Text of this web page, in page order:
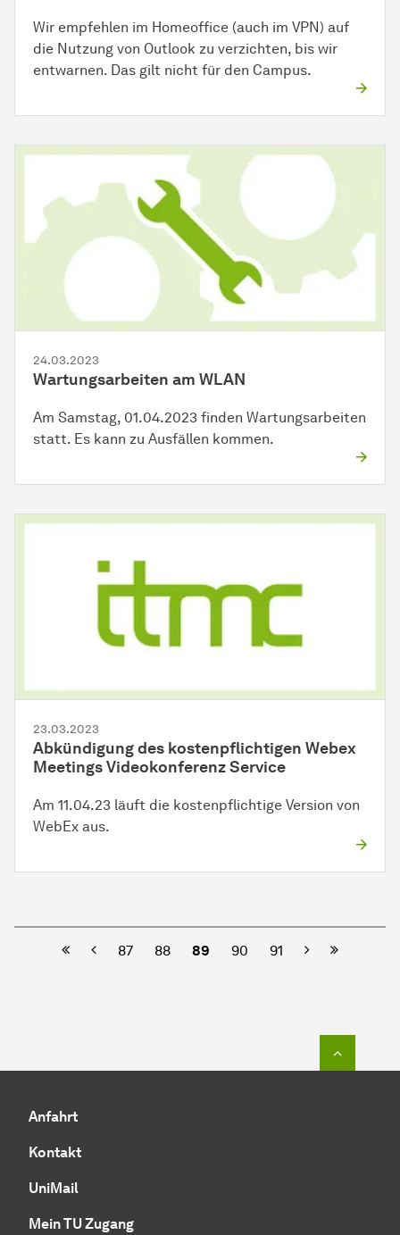
Wir empfehlen im Homeoffice (auch im VPN) auf
die Nutzung von Outlook zu verzichten, bis wir
entwarnen. Das gilt nicht für den Campus.
24.03.2023
Wartungsarbeiten am WLAN
Am Samstag, 01.04.2023 finden Wartungsarbeiten
statt. Es kann zu Ausfällen kommen.
23.03.2023
Abkündigung des kostenpflichtigen Webex
Meetings Videokonferenz Service
Am 11.04.23 läuft die kostenpflichtige Version von
WebEx aus.
Vorherige
87 88 89 90 91 Nächste
Anfahrt
Kontakt
UniMail
Mein TU Zugang